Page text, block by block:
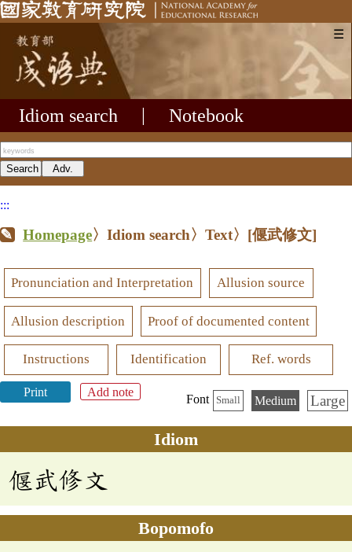
☰
Idiom search Notebook
:::
Homepage〉Idiom search〉Text〉 [偃武修文]
Pronunciation and Interpretation Allusion source
Allusion description Proof of documented content
Instructions Identification Ref. words
Print Add note
Font Small Medium Large
Idiom
偃武修文
Bopomofo